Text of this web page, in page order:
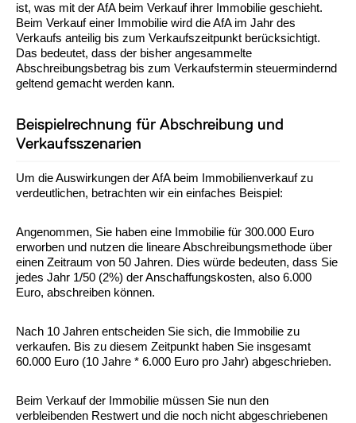
ist, was mit der AfA beim Verkauf ihrer Immobilie geschieht.
Beim Verkauf einer Immobilie wird die AfA im Jahr des
Verkaufs anteilig bis zum Verkaufszeitpunkt berücksichtigt.
Das bedeutet, dass der bisher angesammelte
Abschreibungsbetrag bis zum Verkaufstermin steuermindernd
geltend gemacht werden kann.
Beispielrechnung für Abschreibung und
Verkaufsszenarien
Um die Auswirkungen der AfA beim Immobilienverkauf zu
verdeutlichen, betrachten wir ein einfaches Beispiel:
Angenommen, Sie haben eine Immobilie für 300.000 Euro
erworben und nutzen die lineare Abschreibungsmethode über
einen Zeitraum von 50 Jahren. Dies würde bedeuten, dass Sie
jedes Jahr 1/50 (2%) der Anschaffungskosten, also 6.000
Euro, abschreiben können.
Nach 10 Jahren entscheiden Sie sich, die Immobilie zu
verkaufen. Bis zu diesem Zeitpunkt haben Sie insgesamt
60.000 Euro (10 Jahre * 6.000 Euro pro Jahr) abgeschrieben.
Beim Verkauf der Immobilie müssen Sie nun den
verbleibenden Restwert und die noch nicht abgeschriebenen